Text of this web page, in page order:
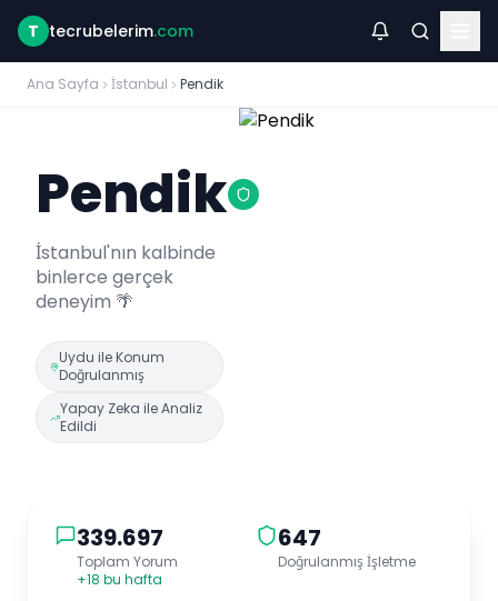
T tecrubelerim.com
Ana Sayfa İstanbul Pendik
Pendik
İstanbul'nın kalbinde
binlerce gerçek
deneyim 🌴
Uydu ile Konum
Doğrulanmış
Yapay Zeka ile Analiz
Edildi
339.697
Toplam Yorum
+18 bu hafta
647
Doğrulanmış İşletme